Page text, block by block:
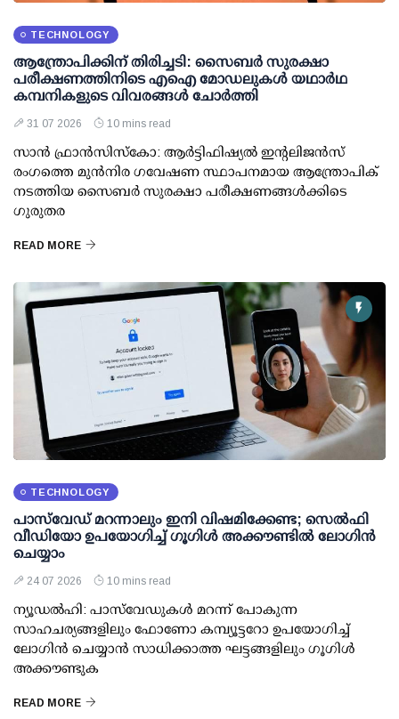
TECHNOLOGY
ആന്ത്രോപിക്കിന് തിരിച്ചടി: സൈബര്‍ സുരക്ഷാ
പരീക്ഷണത്തിനിടെ എഐ മോഡലുകള്‍ യഥാര്‍ഥ
കമ്പനികളുടെ വിവരങ്ങള്‍ ചോര്‍ത്തി
31 07 2026 10 mins read
സാന്‍ ഫ്രാന്‍സിസ്‌കോ: ആര്‍ട്ടിഫിഷ്യല്‍ ഇന്റലിജന്‍സ്
രംഗത്തെ മുന്‍നിര ഗവേഷണ സ്ഥാപനമായ ആന്ത്രോപിക്
നടത്തിയ സൈബര്‍ സുരക്ഷാ പരീക്ഷണങ്ങള്‍ക്കിടെ
ഗുരുതര
READ MORE
TECHNOLOGY
പാസ്‌വേഡ് മറന്നാലും ഇനി വിഷമിക്കേണ്ട; സെല്‍ഫി
വീഡിയോ ഉപയോഗിച്ച് ഗൂഗിള്‍ അക്കൗണ്ടില്‍ ലോഗിന്‍
ചെയ്യാം
24 07 2026 10 mins read
ന്യൂഡല്‍ഹി: പാസ്‌വേഡുകള്‍ മറന്ന് പോകുന്ന
സാഹചര്യങ്ങളിലും ഫോണോ കമ്പ്യൂട്ടറോ ഉപയോഗിച്ച്
ലോഗിന്‍ ചെയ്യാന്‍ സാധിക്കാത്ത ഘട്ടങ്ങളിലും ഗൂഗിള്‍
അക്കൗണ്ടുക
READ MORE